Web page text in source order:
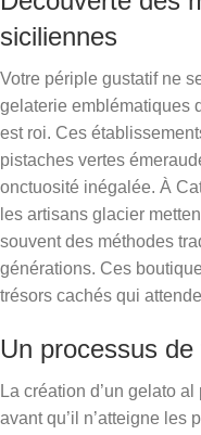
siciliennes
Votre périple gustatif ne
gelaterie emblématiques
est roi. Ces
pistaches vertes
onctuosité inégalée. À
les artisans glacier
souvent des méthodes
générations. Ces
trésors cachés qui
Un processus
La création d’un gelato
avant qu’il n’atteigne les